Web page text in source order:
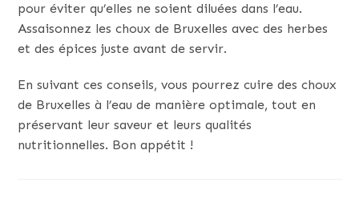
pour éviter qu’elles ne soient diluées dans l’eau.
Assaisonnez les choux de Bruxelles avec des herbes
et des épices juste avant de servir.
En suivant ces conseils, vous pourrez cuire des choux
de Bruxelles à l’eau de manière optimale, tout en
préservant leur saveur et leurs qualités
nutritionnelles. Bon appétit !